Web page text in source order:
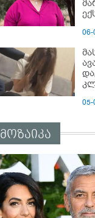
06-
05-
მოზაიკა